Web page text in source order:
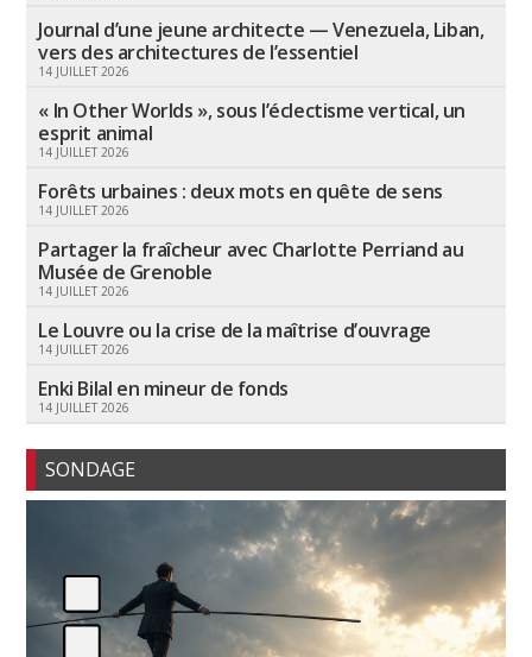
Journal d’une jeune architecte — Venezuela, Liban,
vers des architectures de l’essentiel
14 JUILLET 2026
« In Other Worlds », sous l’éclectisme vertical, un
esprit animal
14 JUILLET 2026
Forêts urbaines : deux mots en quête de sens
14 JUILLET 2026
Partager la fraîcheur avec Charlotte Perriand au
Musée de Grenoble
14 JUILLET 2026
Le Louvre ou la crise de la maîtrise d’ouvrage
14 JUILLET 2026
Enki Bilal en mineur de fonds
14 JUILLET 2026
SONDAGE